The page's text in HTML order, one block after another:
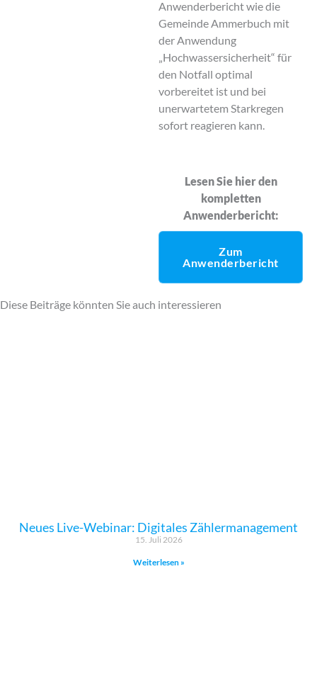
Anwenderbericht wie die
Gemeinde Ammerbuch mit
der Anwendung
„Hochwassersicherheit“ für
den Notfall optimal
vorbereitet ist und bei
unerwartetem Starkregen
sofort reagieren kann.
Lesen Sie hier den
kompletten
Anwenderbericht:
Zum
Anwenderbericht
Diese Beiträge könnten Sie auch interessieren
Neues Live-Webinar: Digitales Zählermanagement
15. Juli 2026
Weiterlesen »